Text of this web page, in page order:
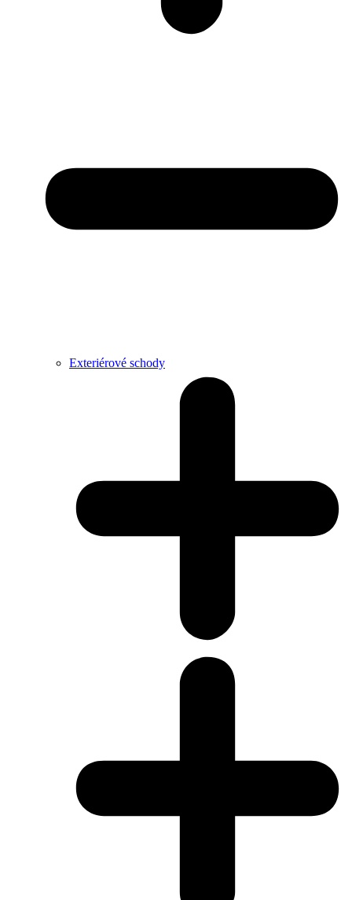
Exteriérové schody